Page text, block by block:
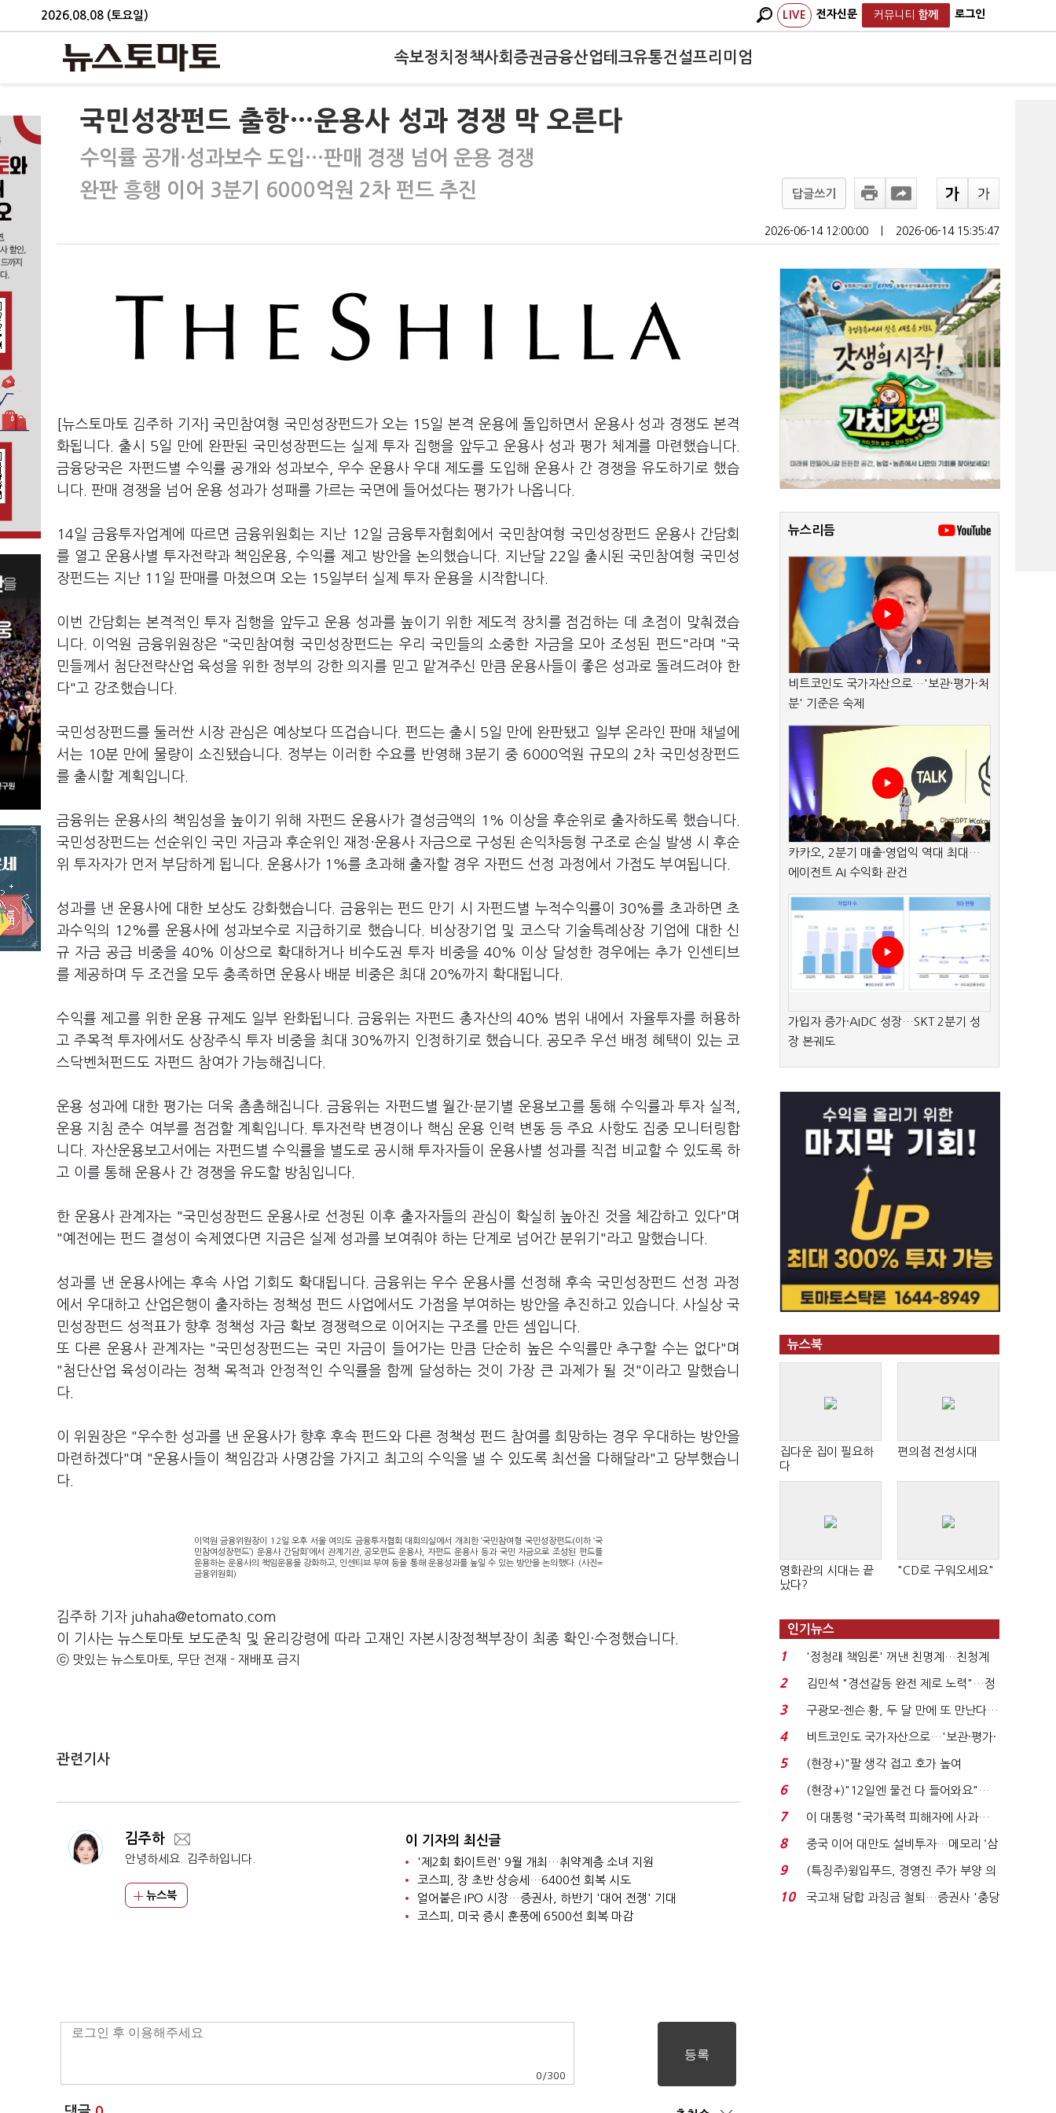
2026.08.08 (토요일) LIVE 전자신문 커뮤니티 함께 로그인
속보정치 정책사회 증권금융산업테크유통건설프리미엄
국민성장펀드 출항…운용사 성과 경쟁 막 오른다
수익률 공개·성과보수 도입…판매 경쟁 넘어 운용 경쟁
완판 흥행 이어 3분기 6000억원 2차 펀드 추진
답글쓰기
2026-06-14 12:00:00 2026-06-14 15:35:47
[뉴스토마토 김주하 기자] 국민참여형 국민성장펀드가 오는 15일 본격 운용에 돌입하면서 운용사 성과 경쟁도 본격
화됩니다. 출시 5일 만에 완판된 국민성장펀드는 실제 투자 집행을 앞두고 운용사 성과 평가 체계를 마련했습니다.
금융당국은 자펀드별 수익률 공개와 성과보수, 우수 운용사 우대 제도를 도입해 운용사 간 경쟁을 유도하기로 했습
니다. 판매 경쟁을 넘어 운용 성과가 성패를 가르는 국면에 들어섰다는 평가가 나옵니다.
14일 금융투자업계에 따르면 금융위원회는 지난 12일 금융투자협회에서 국민참여형 국민성장펀드 운용사 간담회
를 열고 운용사별 투자전략과 책임운용, 수익률 제고 방안을 논의했습니다. 지난달 22일 출시된 국민참여형 국민성
장펀드는 지난 11일 판매를 마쳤으며 오는 15일부터 실제 투자 운용을 시작합니다.
이번 간담회는 본격적인 투자 집행을 앞두고 운용 성과를 높이기 위한 제도적 장치를 점검하는 데 초점이 맞춰졌습
니다. 이억원 금융위원장은 "국민참여형 국민성장펀드는 우리 국민들의 소중한 자금을 모아 조성된 펀드"라며 "국
민들께서 첨단전략산업 육성을 위한 정부의 강한 의지를 믿고 맡겨주신 만큼 운용사들이 좋은 성과로 돌려드려야 한
다"고 강조했습니다.
국민성장펀드를 둘러싼 시장 관심은 예상보다 뜨겁습니다. 펀드는 출시 5일 만에 완판됐고 일부 온라인 판매 채널에
서는 10분 만에 물량이 소진됐습니다. 정부는 이러한 수요를 반영해 3분기 중 6000억원 규모의 2차 국민성장펀드
를 출시할 계획입니다.
금융위는 운용사의 책임성을 높이기 위해 자펀드 운용사가 결성금액의 1% 이상을 후순위로 출자하도록 했습니다.
국민성장펀드는 선순위인 국민 자금과 후순위인 재정·운용사 자금으로 구성된 손익차등형 구조로 손실 발생 시 후순
위 투자자가 먼저 부담하게 됩니다. 운용사가 1%를 초과해 출자할 경우 자펀드 선정 과정에서 가점도 부여됩니다.
성과를 낸 운용사에 대한 보상도 강화했습니다. 금융위는 펀드 만기 시 자펀드별 누적수익률이 30%를 초과하면 초
과수익의 12%를 운용사에 성과보수로 지급하기로 했습니다. 비상장기업 및 코스닥 기술특례상장 기업에 대한 신
규 자금 공급 비중을 40% 이상으로 확대하거나 비수도권 투자 비중을 40% 이상 달성한 경우에는 추가 인센티브
를 제공하며 두 조건을 모두 충족하면 운용사 배분 비중은 최대 20%까지 확대됩니다.
수익률 제고를 위한 운용 규제도 일부 완화됩니다. 금융위는 자펀드 총자산의 40% 범위 내에서 자율투자를 허용하
고 주목적 투자에서도 상장주식 투자 비중을 최대 30%까지 인정하기로 했습니다. 공모주 우선 배정 혜택이 있는 코
스닥벤처펀드도 자펀드 참여가 가능해집니다.
운용 성과에 대한 평가는 더욱 촘촘해집니다. 금융위는 자펀드별 월간·분기별 운용보고를 통해 수익률과 투자 실적,
운용 지침 준수 여부를 점검할 계획입니다. 투자전략 변경이나 핵심 운용 인력 변동 등 주요 사항도 집중 모니터링합
니다. 자산운용보고서에는 자펀드별 수익률을 별도로 공시해 투자자들이 운용사별 성과를 직접 비교할 수 있도록 하
고 이를 통해 운용사 간 경쟁을 유도할 방침입니다.
한 운용사 관계자는 "국민성장펀드 운용사로 선정된 이후 출자자들의 관심이 확실히 높아진 것을 체감하고 있다"며
"예전에는 펀드 결성이 숙제였다면 지금은 실제 성과를 보여줘야 하는 단계로 넘어간 분위기"라고 말했습니다.
성과를 낸 운용사에는 후속 사업 기회도 확대됩니다. 금융위는 우수 운용사를 선정해 후속 국민성장펀드 선정 과정
에서 우대하고 산업은행이 출자하는 정책성 펀드 사업에서도 가점을 부여하는 방안을 추진하고 있습니다. 사실상 국
민성장펀드 성적표가 향후 정책성 자금 확보 경쟁력으로 이어지는 구조를 만든 셈입니다.
또 다른 운용사 관계자는 "국민성장펀드는 국민 자금이 들어가는 만큼 단순히 높은 수익률만 추구할 수는 없다"며
"첨단산업 육성이라는 정책 목적과 안정적인 수익률을 함께 달성하는 것이 가장 큰 과제가 될 것"이라고 말했습니
다.
이 위원장은 "우수한 성과를 낸 운용사가 향후 후속 펀드와 다른 정책성 펀드 참여를 희망하는 경우 우대하는 방안을
마련하겠다"며 "운용사들이 책임감과 사명감을 가지고 최고의 수익을 낼 수 있도록 최선을 다해달라"고 당부했습니
다.
이억원 금융위원장이 12일 오후 서울 여의도 금융투자협회 대회의실에서 개최한 ‘국민참여형 국민성장펀드(이하 ‘국
민참여성장펀드’) 운용사 간담회’에서 관계기관, 공모펀드 운용사, 자펀드 운용사 등과 국민 자금으로 조성된 펀드를
운용하는 운용사의 책임운용을 강화하고, 인센티브 부여 등을 통해 운용성과를 높일 수 있는 방안을 논의했다. (사진=
금융위원회)
김주하 기자 juhaha@etomato.com
이 기사는 뉴스토마토 보도준칙 및 윤리강령에 따라 고재인 자본시장정책부장이 최종 확인·수정했습니다.
ⓒ 맛있는 뉴스토마토, 무단 전재 - 재배포 금지
관련기사
김주하
안녕하세요. 김주하입니다.
뉴스북
이 기자의 최신글
'제2회 화이트런' 9월 개최…취약계층 소녀 지원
코스피, 장 초반 상승세…6400선 회복 시도
얼어붙은 IPO 시장…증권사, 하반기 '대어 전쟁' 기대
코스피, 미국 증시 훈풍에 6500선 회복 마감
0 /300
뉴스리듬
비트코인도 국가자산으로…'보관·평가·처
분' 기준은 숙제
카카오, 2분기 매출·영업익 역대 최대…
에이전트 AI 수익화 관건
가입자 증가·AIDC 성장…SKT 2분기 성
장 본궤도
뉴스북
집다운 집이 필요하
다
편의점 전성시대
영화관의 시대는 끝
났다?
"CD로 구워오세요"
인기뉴스
1
'정청래 책임론' 꺼낸 친명계…친청계
는 추가투표 때리기...
2
김민석 "경선갈등 완전 제로 노력"…정
청래 "반명 공세 사...
3
구광모-젠슨 황, 두 달 만에 또 만난다…
로봇·AI 등 논...
4
비트코인도 국가자산으로…'보관·평가·
처분' 기준은 ...
5
(현장+)"팔 생각 접고 호가 높여
요"…'덜 똘똘한 한 채' 20...
6
(현장+)"12일엔 물건 다 들어와요"…
빈 매대 채우며 문 연 ...
7
이 대통령 "국가폭력 피해자에 사과…
적극적 조사로 진...
8
중국 이어 대만도 설비투자…메모리 ‘삼
국전쟁’
9
(특징주)윙입푸드, 경영진 주가 부양 의
지에 상한가...
10
국고채 담합 과징금 철퇴…증권사 '충당